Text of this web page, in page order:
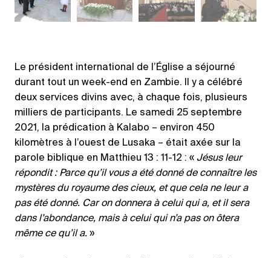
Le président international de l’Église a séjourné
durant tout un week-end en Zambie. Il y a célébré
deux services divins avec, à chaque fois, plusieurs
milliers de participants. Le samedi 25 septembre
2021, la prédication à Kalabo – environ 450
kilomètres à l’ouest de Lusaka – était axée sur la
parole biblique en Matthieu 13 : 11-12 : « Jésus leur
répondit : Parce qu’il vous a été donné de connaître les
mystères du royaume des cieux, et que cela ne leur a
pas été donné. Car on donnera à celui qui a, et il sera
dans l’abondance, mais à celui qui n’a pas on ôtera
même ce qu’il a. »